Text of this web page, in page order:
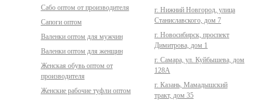
Сабо оптом от производителя
Сапоги оптом
Валенки оптом для мужчин
Валенки оптом для женщин
Женская обувь оптом от
производителя
Женские рабочие туфли оптом
г. Нижний Новгород, улица
Станиславского, дом 7
г. Новосибирск, проспект
Димитрова, дом 1
г. Самара, ул. Куйбышева, дом
128А
г. Казань, Мамадышский
тракт, дом 35